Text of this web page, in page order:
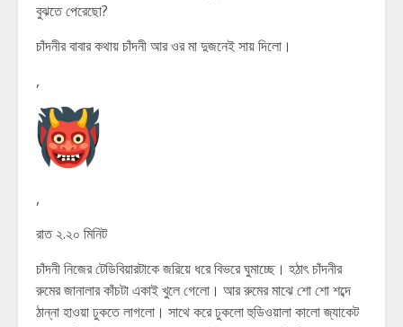
বুঝতে পেরেছো?
চাঁদনীর বাবার কথায় চাঁদনী আর ওর মা দুজনেই সায় দিলো।
,
,
রাত ২.২০ মিনিট
চাঁদনী নিজের টেডিবিয়ারটাকে জরিয়ে ধরে বিভরে ঘুমাচ্ছে। হঠাৎ চাঁদনীর
রুমের জানালার কাঁচটা একাই খুলে গেলো। আর রুমের মাঝে শো শো শব্দে
ঠান্না হাওয়া ঢুকতে লাগলো। সাথে করে ঢুকলো হুডিওয়ালা কালো জ্যাকেট